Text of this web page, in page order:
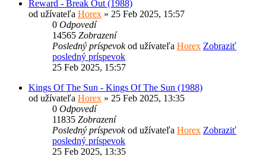
Reward - Break Out (1988)
od užívateľa Horex » 25 Feb 2025, 15:57
0 Odpovedí
14565 Zobrazení
Posledný príspevokod užívateľa Horex Zobraziť
posledný príspevok
25 Feb 2025, 15:57
Kings Of The Sun - Kings Of The Sun (1988)
od užívateľa Horex » 25 Feb 2025, 13:35
0 Odpovedí
11835 Zobrazení
Posledný príspevokod užívateľa Horex Zobraziť
posledný príspevok
25 Feb 2025, 13:35